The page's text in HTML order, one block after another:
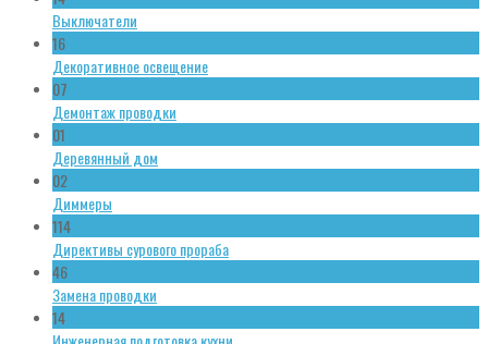
Выключатели
16
Декоративное освещение
07
Демонтаж проводки
01
Деревянный дом
02
Диммеры
114
Директивы сурового прораба
46
Замена проводки
14